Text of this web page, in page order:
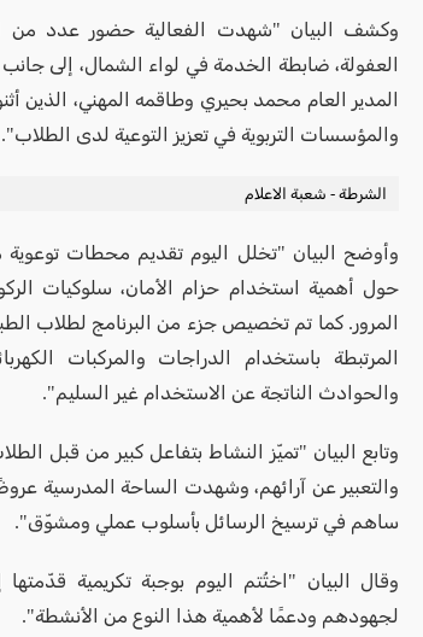
وكشف البيان "شهدت الفعالية حضور عدد
العفولة، ضابطة الخدمة في لواء الشمال، إلى
المدير العام محمد بحيري وطاقمه المهني، الذين
والمؤسسات التربوية في تعزيز التوعية لدى الطلاب".
الشرطة - شعبة الاعلام
وأوضح البيان "تخلل اليوم تقديم محطات
حول أهمية استخدام حزام الأمان، سلوكيات
المرور. كما تم تخصيص جزء من البرنامج لطلاب
المرتبطة باستخدام الدراجات والمركبات
والحوادث الناتجة عن الاستخدام غير السليم".
وتابع البيان "تميّز النشاط بتفاعل كبير من قبل
والتعبير عن آرائهم، وشهدت الساحة المدرسية
ساهم في ترسيخ الرسائل بأسلوب عملي ومشوّق".
وقال البيان "اختُتم اليوم بوجبة تكريمية
لجهودهم ودعمًا لأهمية هذا النوع من الأنشطة".